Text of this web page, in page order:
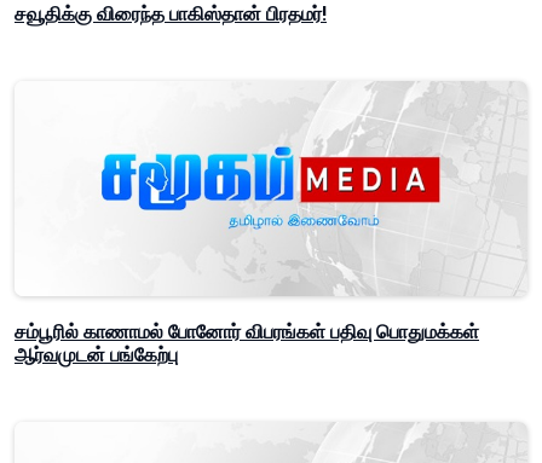
சவூதிக்கு விரைந்த பாகிஸ்தான் பிரதமர்!
சம்பூரில் காணாமல் போனோர் விபரங்கள் பதிவு பொதுமக்கள்
ஆர்வமுடன் பங்கேற்பு